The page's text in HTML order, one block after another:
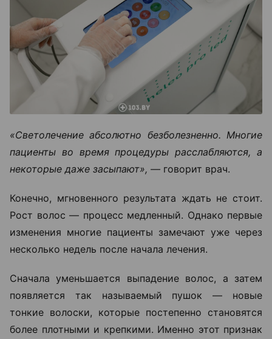
«Светолечение абсолютно безболезненно. Многие
пациенты во время процедуры расслабляются, а
некоторые даже засыпают», — говорит врач.
Конечно, мгновенного результата ждать не стоит.
Рост волос — процесс медленный. Однако первые
изменения многие пациенты замечают уже через
несколько недель после начала лечения.
Сначала уменьшается выпадение волос, а затем
появляется так называемый пушок — новые
тонкие волоски, которые постепенно становятся
более плотными и крепкими. Именно этот признак